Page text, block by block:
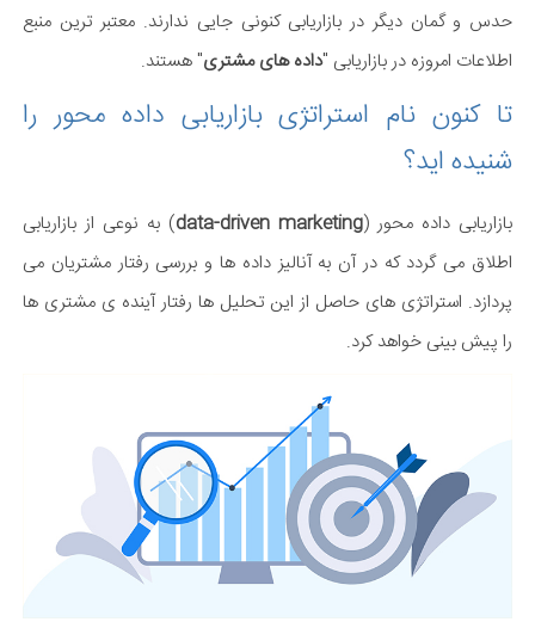
حدس و گمان دیگر در بازاریابی کنونی جایی ندارند. معتبر ترین منبع
اطلاعات امروزه در بازاریابی "داده های مشتری" هستند.
تا کنون نام استراتژی بازاریابی داده محور را
شنیده اید؟
بازاریابی داده محور (data-driven marketing) به نوعی از بازاریابی
اطلاق می گردد که در آن به آنالیز داده ها و بررسی رفتار مشتریان می
پردازد. استراتژی های حاصل از این تحلیل ها رفتار آینده ی مشتری ها
را پیش بینی خواهد کرد.